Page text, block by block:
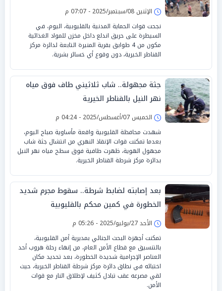
الإثنين 08/سبتمبر/2025 - 07:07 م
نجحت قوات الحماية المدنية بالقليوبية، اليوم، في
السيطرة على حريق اندلع داخل مخزن للمواد الغذائية
مكون من 4 طوابق بقرية المنيرة التابعة لدائرة مركز
القناطر الخيرية، دون وقوع أي خسائر بشرية.
جثة مجهولة.. شاب ثلاثيني طاف فوق مياه
نهر النيل بالقناطر الخيرية
الخميس 07/أغسطس/2025 - 04:24 م
شهدت محافظة القليوبية واقعة مأساوية صباح اليوم،
بعدما تمكنت قوات الإنقاذ النهري من انتشال جثة شاب
مجهول الهوية، ظهرت طافية فوق سطح مياه نهر النيل
بدائرة مركز شرطة القناطر الخيرية.
بعد إصابته لضابط شرطة.. سقوط مجرم شديد
الخطورة في كمين محكم بالقليوبية
الأحد 27/يوليو/2025 - 05:26 م
تمكنت أجهزة البحث الجنائي بمديرية أمن القليوبية،
بالتنسيق مع قطاع الأمن العام، من إنهاء رحلة هروب أحد
العناصر الإجرامية شديدة الخطورة، بعد تحديد مكان
اختبائه في نطاق دائرة مركز شرطة القناطر الخيرية، حيث
لقي مصرعه عقب تبادل كثيف لإطلاق النار مع قوات
الأمن.